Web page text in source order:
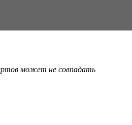
может не совпадать